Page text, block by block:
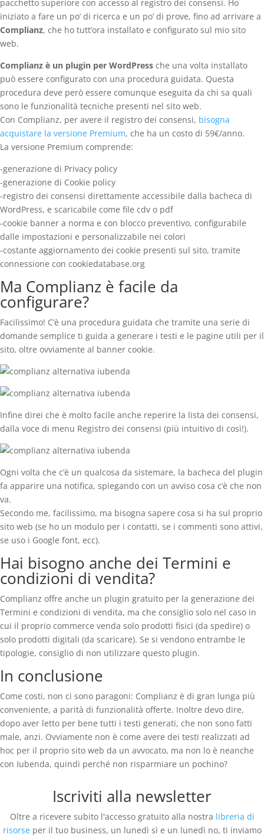
pacchetto superiore con accesso al registro dei consensi. Ho
iniziato a fare un po’ di ricerca e un po’ di prove, fino ad arrivare a
Complianz, che ho tutt’ora installato e configurato sul mio sito
web.
Complianz è un plugin per WordPress che una volta installato
può essere configurato con una procedura guidata. Questa
procedura deve però essere comunque eseguita da chi sa quali
sono le funzionalità tecniche presenti nel sito web.
Con Complianz, per avere il registro dei consensi, bisogna
acquistare la versione Premium, che ha un costo di 59€/anno.
La versione Premium comprende:
-generazione di Privacy policy
-generazione di Cookie policy
-registro dei consensi direttamente accessibile dalla bacheca di
WordPress, e scaricabile come file cdv o pdf
-cookie banner a norma e con blocco preventivo, configurabile
dalle impostazioni e personalizzabile nei colori
-costante aggiornamento dei cookie presenti sul sito, tramite
connessione con cookiedatabase.org
Ma Complianz è facile da
configurare?
Facilissimo! C’è una procedura guidata che tramite una serie di
domande semplice ti guida a generare i testi e le pagine utili per il
sito, oltre ovviamente al banner cookie.
Infine direi che è molto facile anche reperire la lista dei consensi,
dalla voce di menu Registro dei consensi (più intuitivo di così!).
Ogni volta che c’è un qualcosa da sistemare, la bacheca del plugin
fa apparire una notifica, spiegando con un avviso cosa c’è che non
va.
Secondo me, facilissimo, ma bisogna sapere cosa si ha sul proprio
sito web (se ho un modulo per i contatti, se i commenti sono attivi,
se uso i Google font, ecc).
Hai bisogno anche dei Termini e
condizioni di vendita?
Complianz offre anche un plugin gratuito per la generazione dei
Termini e condizioni di vendita, ma che consiglio solo nel caso in
cui il proprio commerce venda solo prodotti fisici (da spedire) o
solo prodotti digitali (da scaricare). Se si vendono entrambe le
tipologie, consiglio di non utilizzare questo plugin.
In conclusione
Come costi, non ci sono paragoni: Complianz è di gran lunga più
conveniente, a parità di funzionalità offerte. Inoltre devo dire,
dopo aver letto per bene tutti i testi generati, che non sono fatti
male, anzi. Ovviamente non è come avere dei testi realizzati ad
hoc per il proprio sito web da un avvocato, ma non lo è neanche
con Iubenda, quindi perché non risparmiare un pochino?
Iscriviti alla newsletter
Oltre a ricevere subito l'accesso gratuito alla nostra libreria di
risorseper il tuo business, un lunedì sì e un lunedì no, ti inviamo